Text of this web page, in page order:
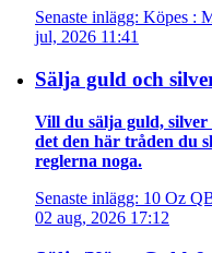
Senaste inlägg: Köpes :
jul, 2026 11:41
Sälja guld och
Vill du sälja guld, silver
det den här tråden du
reglerna noga.
Senaste inlägg: 10 Oz
02 aug, 2026 17:12